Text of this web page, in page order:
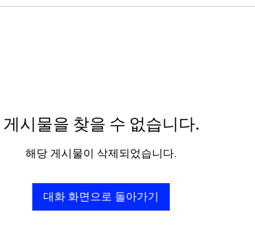
게시물을 찾을 수 없습니다.
해당 게시물이 삭제되었습니다.
대화 화면으로 돌아가기